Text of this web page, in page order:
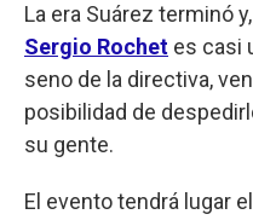
La era Suárez terminó
Sergio Rochet es casi
seno de la directiva,
posibilidad de
su gente.
El evento tendrá lugar